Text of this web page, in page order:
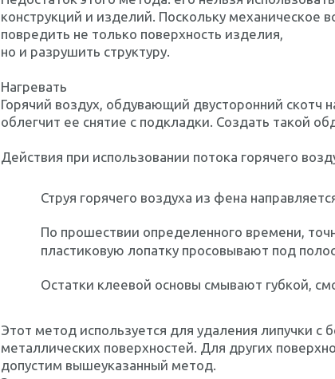
конструкций и изделий. Поскольку механическое
повредить не только поверхность изделия,
но и разрушить структуру.
Нагревать
Горячий воздух, обдувающий двусторонний скотч
облегчит ее снятие с подкладки. Создать такой
Действия при использовании потока горячего
Струя горячего воздуха из фена
По прошествии определенного времени,
пластиковую лопатку просовывают под
Остатки клеевой основы смывают губкой,
Этот метод используется для удаления липучки
металлических поверхностей. Для других
допустим вышеуказанный метод.